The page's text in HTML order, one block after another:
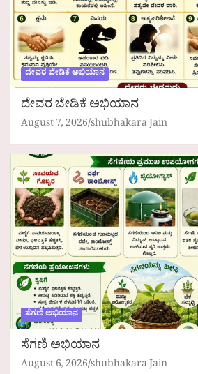
ದೇವರ ಬೇಡಿಕೆ ಅಭಿಯಾನ
ದೇವರ ಬೇಡಿಕೆ ಅಭಿಯಾನ
August 7, 2026 shubhakara Jain
ಸೆಗಣಿ ಅಭಿಯಾನ
ಸೆಗಣಿ ಅಭಿಯಾನ
August 6, 2026 shubhakara Jain